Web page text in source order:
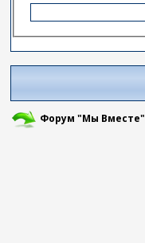
Форум "Мы Вместе"